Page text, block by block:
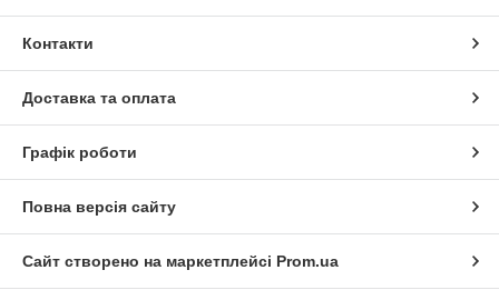
Контакти
Доставка та оплата
Графік роботи
Повна версія сайту
Сайт створено на маркетплейсі Prom.ua